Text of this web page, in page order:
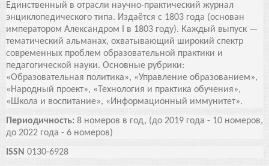
Единственный в отрасли научно-практический журнал
энциклопедического типа. Издаётся с 1803 года (основан
императором Александром I в 1803 году). Каждый выпуск —
тематический альманах, охватывающий широкий спектр
современных проблем образовательной практики и
педагогической науки. Основные рубрики:
«Образовательная политика», «Управление образованием»,
«Народный проект», «Технология и практика обучения»,
«Школа и воспитание», «Информационный иммунитет».
Периодичность: 8 номеров в год, (до 2019 года - 10 номеров,
до 2022 года - 6 номеров)
ISSN 0130-6928